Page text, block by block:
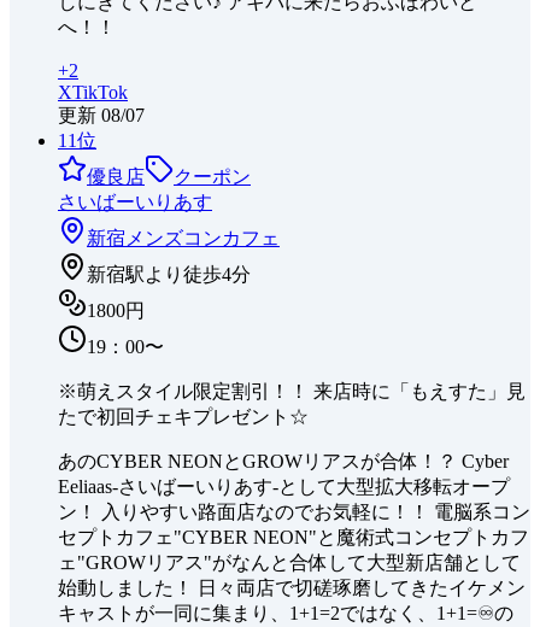
へ！！
+2
XTikTok
更新 08/07
11位
優良店
クーポン
さいばーいりあす
新宿 メンズコンカフェ
新宿駅より徒歩4分
1800円
19：00〜
※萌えスタイル限定割引！！ 来店時に「もえすた」見
たで初回チェキプレゼント☆
あのCYBER NEONとGROWリアスが合体！？ Cyber
Eeliaas-さいばーいりあす-として大型拡大移転オープ
ン！ 入りやすい路面店なのでお気軽に！！ 電脳系コン
セプトカフェ"CYBER NEON"と魔術式コンセプトカフ
ェ"GROWリアス"がなんと合体して大型新店舗として
始動しました！ 日々両店で切磋琢磨してきたイケメン
キャストが一同に集まり、1+1=2ではなく、1+1=♾️の